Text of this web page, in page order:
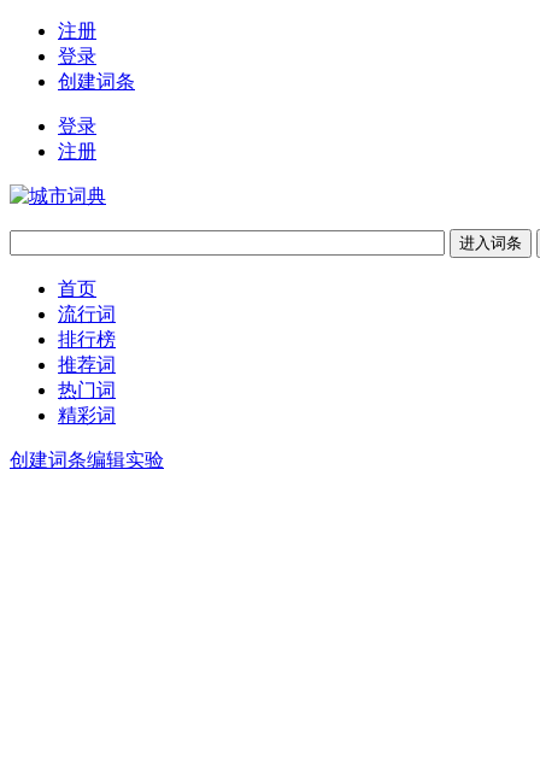
注册
登录
创建词条
登录
注册
首页
流行词
排行榜
推荐词
热门词
精彩词
创建词条编辑实验